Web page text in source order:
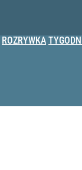
ROZRYWKA